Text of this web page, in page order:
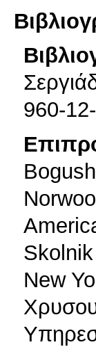
960-
New